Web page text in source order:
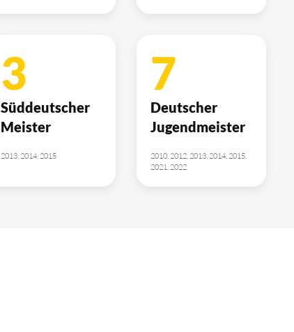
3
Süddeutscher
Meister
2013, 2014, 2015
7
Deutscher
Jugendmeister
2010, 2012, 2013, 2014, 2015,
2021, 2022